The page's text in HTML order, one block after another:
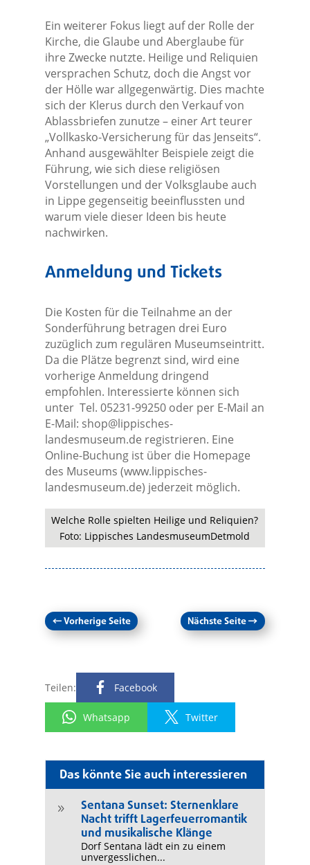
Das könnte Sie auch interessieren
9
Sentana Sunset: Sternenklare
Nacht trifft Lagerfeuerromantik
und musikalische Klänge
Dorf Sentana lädt ein zu einem
unvergesslichen...
Ein weiterer Fokus liegt auf der Rolle der
Kirche, die Glaube und Aberglaube für
ihre Zwecke nutzte. Heilige und Reliquien
versprachen Schutz, doch die Angst vor
der Hölle war allgegenwärtig. Dies machte
sich der Klerus durch den Verkauf von
Ablassbriefen zunutze – einer Art teurer
„Vollkasko-Versicherung für das Jenseits“.
Anhand ausgewählter Beispiele zeigt die
Führung, wie sich diese religiösen
Vorstellungen und der Volksglaube auch
in Lippe gegenseitig beeinflussten und
warum viele dieser Ideen bis heute
nachwirken.
Anmeldung und Tickets
Die Kosten für die Teilnahme an der
Sonderführung betragen drei Euro
zuzüglich zum regulären Museumseintritt.
Da die Plätze begrenzt sind, wird eine
vorherige Anmeldung dringend
empfohlen. Interessierte können sich
unter Tel. 05231-99250 oder per E-Mail an
E-Mail: shop@lippisches-
landesmuseum.de registrieren. Eine
Online-Buchung ist über die Homepage
des Museums (www.lippisches-
landesmuseum.de) jederzeit möglich.
Welche Rolle spielten Heilige und Reliquien?
Foto: Lippisches LandesmuseumDetmold
←Vorherige Seite Nächste Seite→
Teilen: Facebook
Whatsapp Twitter